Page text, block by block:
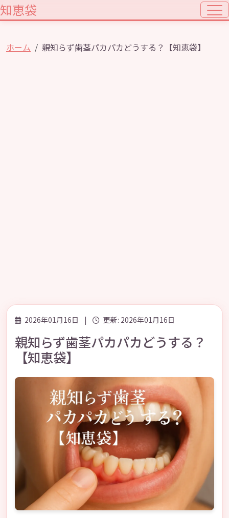
知恵袋
ホーム 親知らず歯茎パカパカどうする？【知恵袋】
2026年01月16日 | 更新: 2026年01月16日
親知らず歯茎パカパカどうする？
【知恵袋】